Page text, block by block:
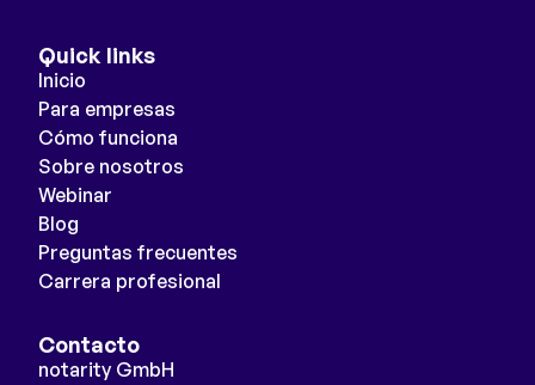
Quick links
Inicio
Para empresas
Cómo funciona
Sobre nosotros
Webinar
Blog
Preguntas frecuentes
Carrera profesional
Contacto
notarity GmbH